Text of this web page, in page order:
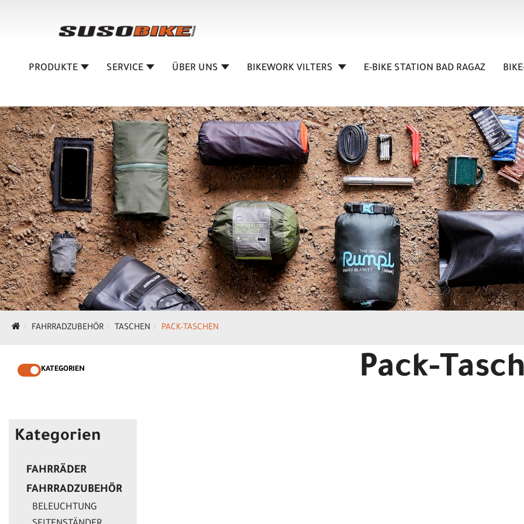
PRODUKTE SERVICE ÜBER UNS BIKEWORK VILTERS E-BIKE STATION BAD RAGAZ
FAHRRADZUBEHÖR TASCHEN PACK-TASCHEN
KATEGORIEN Pack-
Kategorien
FAHRRÄDER
FAHRRADZUBEHÖR
BELEUCHTUNG